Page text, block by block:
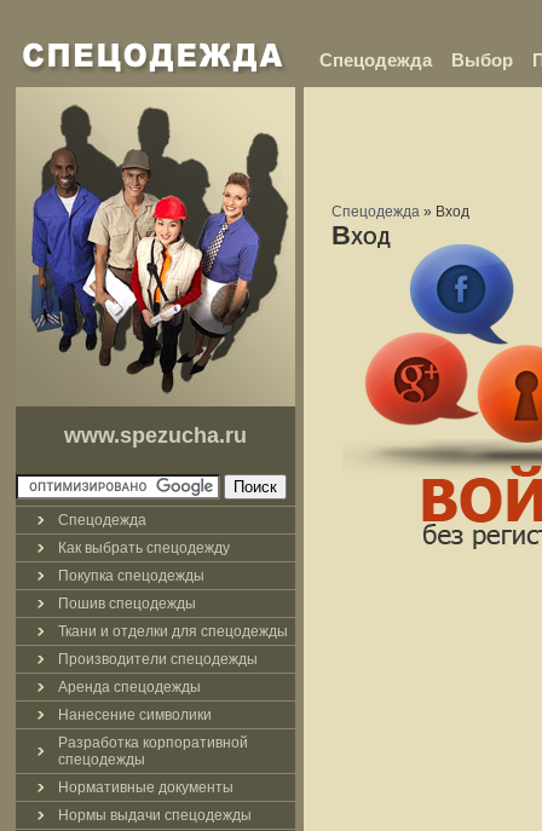
Спецодежда Выбор
www.spezucha.ru
Спецодежда
Как выбрать спецодежду
Покупка спецодежды
Пошив спецодежды
Ткани и отделки для спецодежды
Производители спецодежды
Аренда спецодежды
Нанесение символики
Разработка корпоративной
спецодежды
Нормативные документы
Нормы выдачи спецодежды
Спецодежда » Вход
Вход